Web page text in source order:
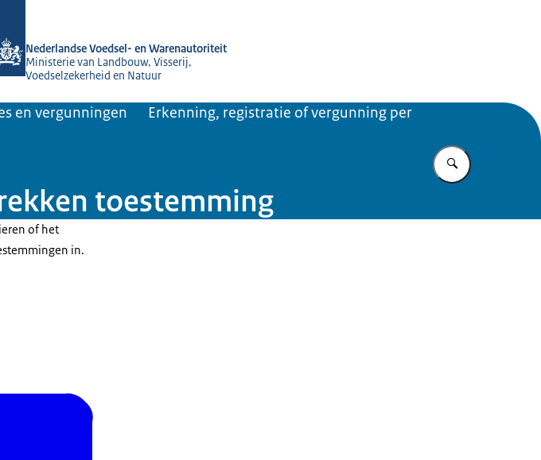
Nederlandse Voedsel- en Warenautoriteit
Ministerie van Landbouw, Visserij,
Voedselzekerheid en Natuur
en vergunningen
Erkenning, registratie of vergunning per
toestemming
of het
in.